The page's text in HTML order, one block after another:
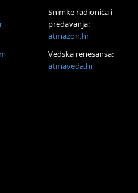
Zemlje
radionica sistemskih
koji mijenja tijelo, duh i um
i zajedništva
stres
Snimke radionica i
predavanja:
atmazon.hr
Vedska renesansa:
atmaveda.hr